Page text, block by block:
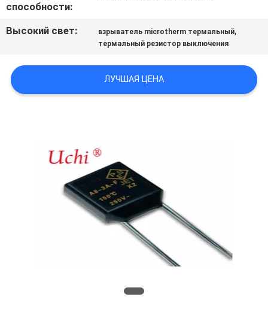
ЦИТАТУ
КАРТА
САЙТА
POLICY
способности:
Высокий свет: взрыватель microtherm термальный,
термальный резистор выключения
ЛУЧШАЯ ЦЕНА